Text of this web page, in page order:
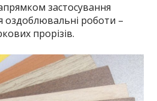
застосування
оздоблювальні роботи –
прорізів.